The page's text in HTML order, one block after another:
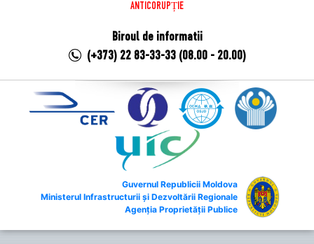
ANTICORUPȚIE
Biroul de informatii
(+373) 22 83-33-33 (08.00 - 20.00)
Guvernul Republicii Moldova
Ministerul Infrastructurii și Dezvoltării Regionale
Agenția Proprietății Publice